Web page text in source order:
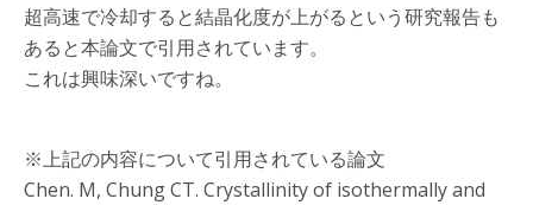
超高速で冷却すると結晶化度が上がるという研究報告も
あると本論文で引用されています。
これは興味深いですね。
※上記の内容について引用されている論文
Chen. M, Chung CT. Crystallinity of isothermally and